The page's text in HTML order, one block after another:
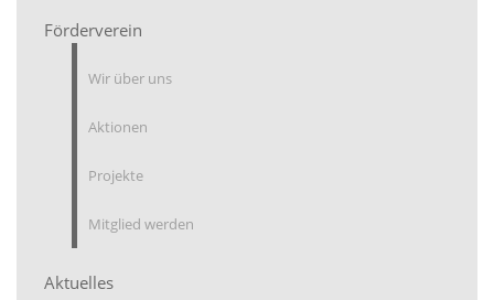
Förderverein
Wir über uns
Aktionen
Projekte
Mitglied werden
Aktuelles